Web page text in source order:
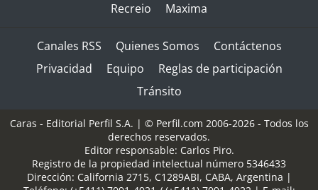
Recreio
Maxima
Canales RSS Quienes Somos
Contáctenos
Privacidad
Equipo
Reglas de participación
Tránsito
Caras - Editorial Perfil S.A. | © Perfil.com 2006-2026 - Todos los
derechos reservados.
Editor responsable: Carlos Piro.
Registro de la propiedad intelectual número 5346433
Dirección: California 2715, C1289ABI, CABA, Argentina |